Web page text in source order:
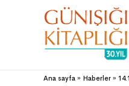
Ana sayfa Haberler